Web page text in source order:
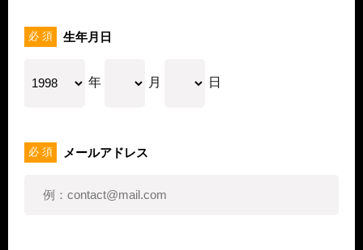
必 須 生年月日
年 月 日
必 須 メールアドレス